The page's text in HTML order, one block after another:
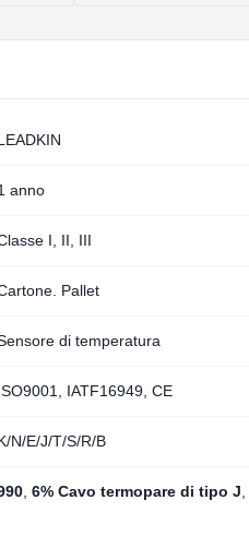
anno
I, II, III
Pallet
di temperatura
IATF16949, CE
N/E/J/T/S/R/B
6% Cavo termopare di tipo J